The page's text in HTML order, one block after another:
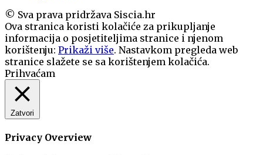
© Sva prava pridržava Siscia.hr
Ova stranica koristi kolačiće za prikupljanje
informacija o posjetiteljima stranice i njenom
korištenju: Prikaži više. Nastavkom pregleda web
stranice slažete se sa korištenjem kolačića.
Prihvaćam
Zatvori
Privacy Overview